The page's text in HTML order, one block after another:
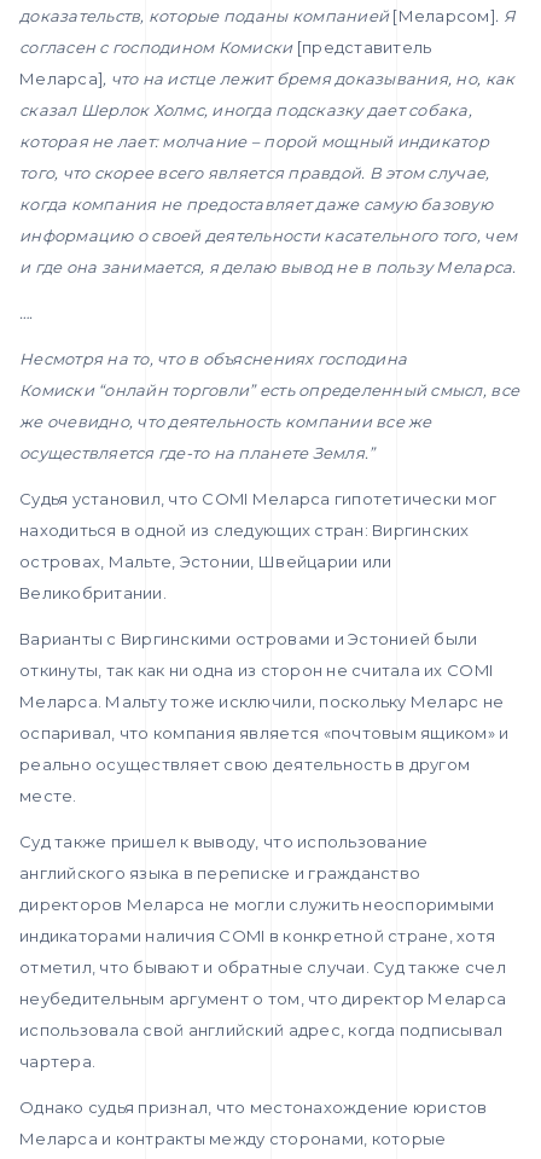
доказательств, которые поданы компанией[Меларсом]. Я
согласен с господином Комиски [представитель
Меларса], что на истце лежит бремя доказывания, но, как
сказал Шерлок Холмс, иногда подсказку дает собака,
которая не лает: молчание – порой мощный индикатор
того, что скорее всего является правдой. В этом случае,
когда компания не предоставляет даже самую базовую
информацию о своей деятельности касательного того, чем
и где она занимается, я делаю вывод не в пользу Меларса.
….
Несмотря на то, что в объяснениях господина
Комиски “онлайн торговли” есть определенный смысл, все
же очевидно, что деятельность компании все же
осуществляется где-то на планете Земля.”
Судья установил, что COMI Меларса гипотетически мог
находиться в одной из следующих стран: Виргинских
островах, Мальте, Эстонии, Швейцарии или
Великобритании.
Варианты с Виргинскими островами и Эстонией были
откинуты, так как ни одна из сторон не считала их COMI
Меларса. Мальту тоже исключили, поскольку Меларс не
оспаривал, что компания является «почтовым ящиком» и
реально осуществляет свою деятельность в другом
месте.
Суд также пришел к выводу, что использование
английского языка в переписке и гражданство
директоров Меларса не могли служить неоспоримыми
индикаторами наличия COMI в конкретной стране, хотя
отметил, что бывают и обратные случаи. Суд также счел
неубедительным аргумент о том, что директор Меларса
использовала свой английский адрес, когда подписывал
чартера.
Однако судья признал, что местонахождение юристов
Меларса и контракты между сторонами, которые